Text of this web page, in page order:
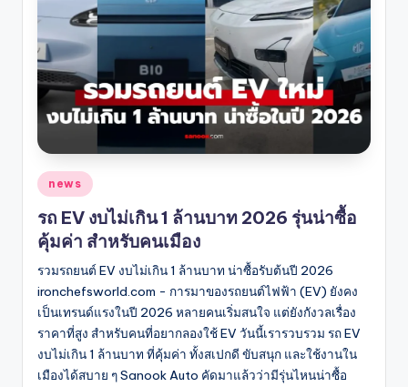
Posted
in
news
รถ EV งบไม่เกิน 1 ล้านบาท 2026 รุ่นน่าซื้อ
คุ้มค่า สำหรับคนเมือง
รวมรถยนต์ EV งบไม่เกิน 1 ล้านบาท น่าซื้อรับต้นปี 2026
ironchefsworld.com - การมาของรถยนต์ไฟฟ้า (EV) ยังคง
เป็นเทรนด์แรงในปี 2026 หลายคนเริ่มสนใจ แต่ยังกังวลเรื่อง
ราคาที่สูง สำหรับคนที่อยากลองใช้ EV วันนี้เรารวบรวม รถ EV
งบไม่เกิน 1 ล้านบาท ที่คุ้มค่า ทั้งสเปกดี ขับสนุก และใช้งานใน
เมืองได้สบาย ๆ Sanook Auto คัดมาแล้วว่ามีรุ่นไหนน่าซื้อ